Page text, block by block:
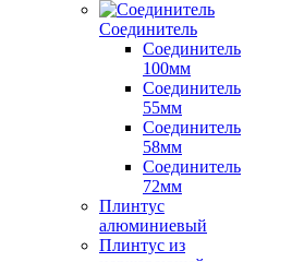
Соединитель
Соединитель
100мм
Соединитель
55мм
Соединитель
58мм
Соединитель
72мм
Плинтус
алюминиевый
Плинтус из